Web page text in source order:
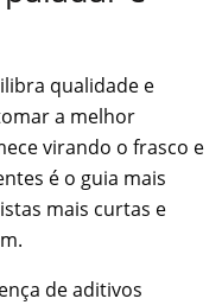
qualidade e
a melhor
virando o frasco e
é o guia mais
mais curtas e
de aditivos